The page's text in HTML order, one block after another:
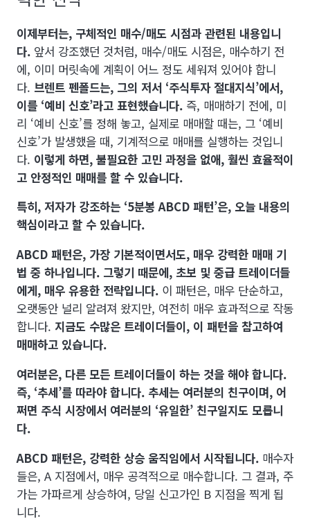
이제부터는, 구체적인 매수/매도 시점과 관련된 내용입니
다. 앞서 강조했던 것처럼, 매수/매도 시점은, 매수하기 전
에, 이미 머릿속에 계획이 어느 정도 세워져 있어야 합니
다. 브렌트 펜폴드는, 그의 저서 ‘주식투자 절대지식’에서,
이를 ‘예비 신호’라고 표현했습니다. 즉, 매매하기 전에, 미
리 ‘예비 신호’를 정해 놓고, 실제로 매매할 때는, 그 ‘예비
신호’가 발생했을 때, 기계적으로 매매를 실행하는 것입니
다. 이렇게 하면, 불필요한 고민 과정을 없애, 훨씬 효율적이
고 안정적인 매매를 할 수 있습니다.
특히, 저자가 강조하는 ‘5분봉 ABCD 패턴’은, 오늘 내용의
핵심이라고 할 수 있습니다.
ABCD 패턴은, 가장 기본적이면서도, 매우 강력한 매매 기
법 중 하나입니다. 그렇기 때문에, 초보 및 중급 트레이더들
에게, 매우 유용한 전략입니다. 이 패턴은, 매우 단순하고,
오랫동안 널리 알려져 왔지만, 여전히 매우 효과적으로 작동
합니다. 지금도 수많은 트레이더들이, 이 패턴을 참고하여
매매하고 있습니다.
여러분은, 다른 모든 트레이더들이 하는 것을 해야 합니다.
즉, ‘추세’를 따라야 합니다. 추세는 여러분의 친구이며, 어
쩌면 주식 시장에서 여러분의 ‘유일한’ 친구일지도 모릅니
다.
ABCD 패턴은, 강력한 상승 움직임에서 시작됩니다. 매수자
들은, A 지점에서, 매우 공격적으로 매수합니다. 그 결과, 주
가는 가파르게 상승하여, 당일 신고가인 B 지점을 찍게 됩
니다.